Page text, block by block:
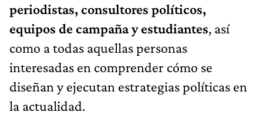
periodistas, consultores políticos,
equipos de campaña y estudiantes, así
como a todas aquellas personas
interesadas en comprender cómo se
diseñan y ejecutan estrategias políticas en
la actualidad.